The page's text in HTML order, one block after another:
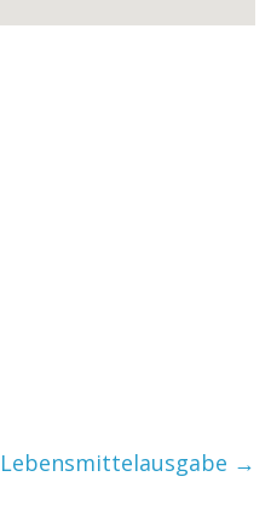
Lebensmittelausgabe →